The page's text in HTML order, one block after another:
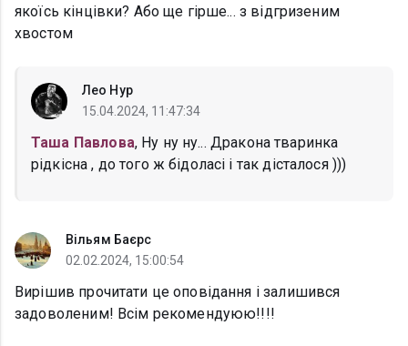
якоїсь кінцівки? Або ще гірше... з відгризеним
хвостом
Лео Нур
15.04.2024, 11:47:34
Таша Павлова, Ну ну ну... Дракона тваринка
рідкісна , до того ж бідоласі і так дісталося )))
Вільям Баєрс
02.02.2024, 15:00:54
Вирішив прочитати це оповідання і залишився
задоволеним! Всім рекомендуюю!!!!